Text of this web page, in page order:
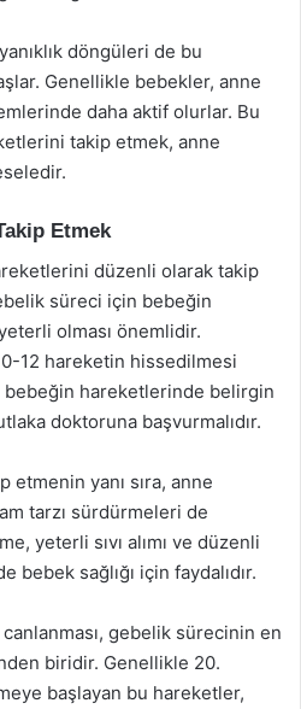
döngüleri de bu
Genellikle bebekler, anne
daha aktif olurlar. Bu
takip etmek, anne
Etmek
düzenli olarak takip
süreci için bebeğin
olması önemlidir.
12 hareketin hissedilmesi
bebeğin hareketlerinde belirgin
doktoruna başvurmalıdır.
yanı sıra, anne
tarzı sürdürmeleri de
yeterli sıvı alımı ve düzenli
bebek sağlığı için faydalıdır.
gebelik sürecinin en
biridir. Genellikle 20.
başlayan bu hareketler,